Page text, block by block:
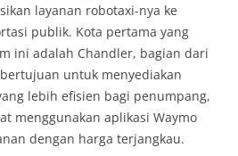
layanan robotaxi-nya ke
publik. Kota pertama yang
ini adalah Chandler, bagian dari
untuk menyediakan
lebih efisien bagi penumpang,
menggunakan aplikasi Waymo
dengan harga terjangkau.